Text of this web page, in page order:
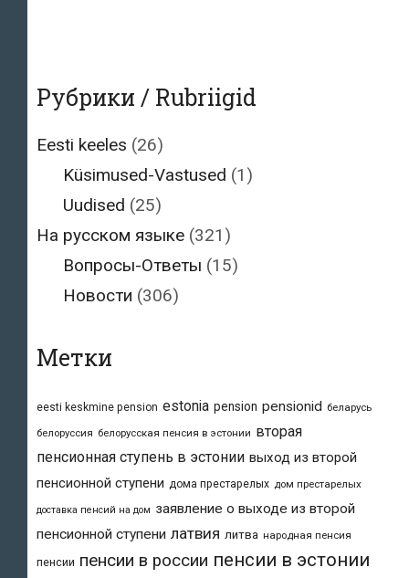
Рубрики / Rubriigid
Eesti keeles (26)
Küsimused-Vastused (1)
Uudised (25)
На русском языке (321)
Вопросы-Ответы (15)
Новости (306)
Метки
eesti keskmine pension estonia pension pensionid беларусь
белоруссия белорусская пенсия в эстонии вторая
пенсионная ступень в эстонии выход из второй
пенсионной ступени дома престарелых дом престарелых
доставка пенсий на дом заявление о выходе из второй
пенсионной ступени латвия литва народная пенсия
пенсии пенсии в россии пенсии в эстонии